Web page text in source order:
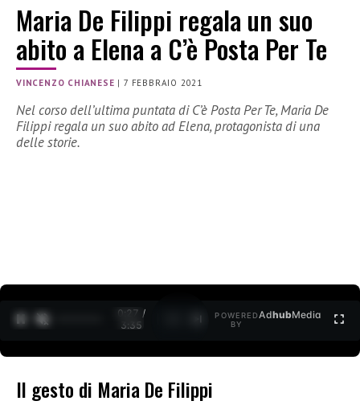
Maria De Filippi regala un suo
abito a Elena a C’è Posta Per Te
VINCENZO CHIANESE |7 FEBBRAIO 2021
Nel corso dell’ultima puntata di C’è Posta Per Te, Maria De
Filippi regala un suo abito ad Elena, protagonista di una
delle storie.
0:27 /
3:35
POWERED
BY
AdhubMedia
Il gesto di Maria De Filippi